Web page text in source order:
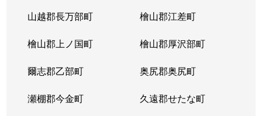
山越郡長万部町 檜山郡江差町
檜山郡上ノ国町 檜山郡厚沢部町
爾志郡乙部町 奥尻郡奥尻町
瀬棚郡今金町 久遠郡せたな町